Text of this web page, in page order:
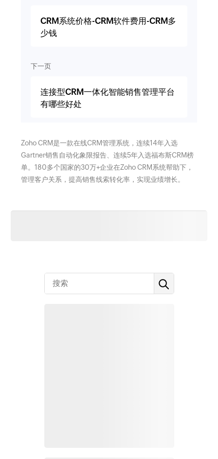
CRM系统价格-CRM软件费用-CRM多
少钱
下一页
连接型CRM一体化智能销售管理平台
有哪些好处
Zoho CRM是一款在线CRM管理系统，连续14年入选
Gartner销售自动化象限报告、连续5年入选福布斯CRM榜
单。180多个国家的30万+企业在Zoho CRM系统帮助下，
管理客户关系，提高销售线索转化率，实现业绩增长。